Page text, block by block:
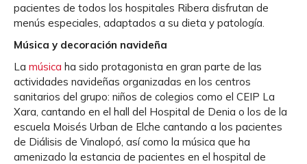
pacientes de todos los hospitales Ribera disfrutan de
menús especiales, adaptados a su dieta y patología.
Música y decoración navideña
La música ha sido protagonista en gran parte de las
actividades navideñas organizadas en los centros
sanitarios del grupo: niños de colegios como el CEIP La
Xara, cantando en el hall del Hospital de Denia o los de la
escuela Moisés Urban de Elche cantando a los pacientes
de Diálisis de Vinalopó, así como la música que ha
amenizado la estancia de pacientes en el hospital de